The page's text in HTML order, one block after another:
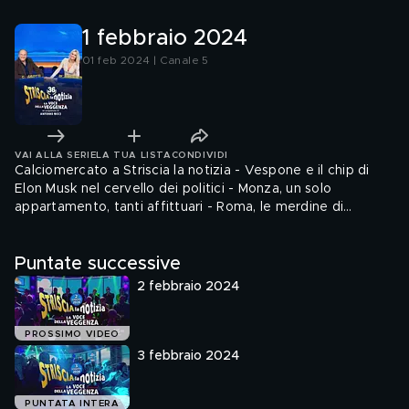
1 febbraio 2024
01 feb 2024 | Canale 5
VAI ALLA SERIE LA TUA LISTA CONDIVIDI
Calciomercato a Striscia la notizia - Vespone e il chip di
Elon Musk nel cervello dei politici - Monza, un solo
appartamento, tanti affittuari - Roma, le merdine di
Sanremo, le condizioni di favore per i dipendenti Rai -
Rivolgersi all'avvocato Massimo Della Pena
Puntate successive
PROSSIMO VIDEO
2 febbraio 2024
PUNTATA INTERA
3 febbraio 2024